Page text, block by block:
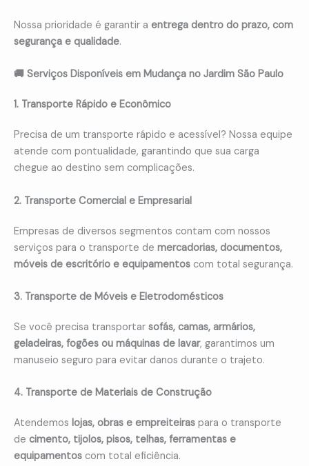
Nossa prioridade é garantir a entrega dentro do prazo, com
segurança e qualidade.
🚚 Serviços Disponíveis em Mudança no Jardim São Paulo
1. Transporte Rápido e Econômico
Precisa de um transporte rápido e acessível? Nossa equipe
atende com pontualidade, garantindo que sua carga
chegue ao destino sem complicações.
2. Transporte Comercial e Empresarial
Empresas de diversos segmentos contam com nossos
serviços para o transporte de mercadorias, documentos,
móveis de escritório e equipamentos com total segurança.
3. Transporte de Móveis e Eletrodomésticos
Se você precisa transportar sofás, camas, armários,
geladeiras, fogões ou máquinas de lavar, garantimos um
manuseio seguro para evitar danos durante o trajeto.
4. Transporte de Materiais de Construção
Atendemos lojas, obras e empreiteiras para o transporte
de cimento, tijolos, pisos, telhas, ferramentas e
equipamentos com total eficiência.